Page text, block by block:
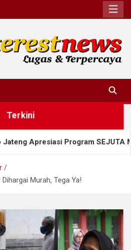
Terkini
SEJUTA MIJEL, Salatiga
Murah, Tega Ya!